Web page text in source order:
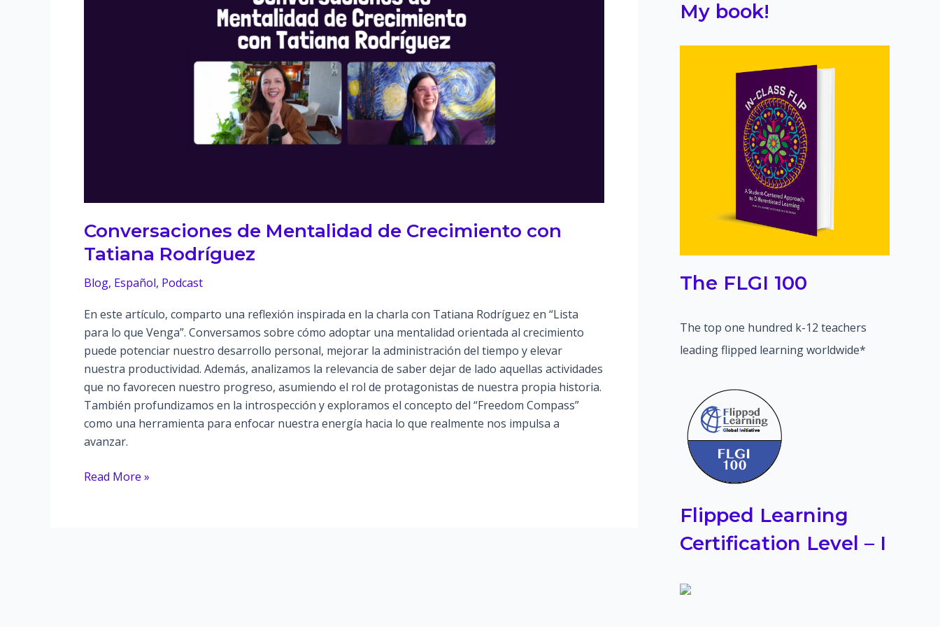
Conversaciones de Mentalidad de Crecimiento con
Tatiana Rodríguez
Blog, Español, Podcast
En este artículo, comparto una reflexión inspirada en la charla con Tatiana Rodríguez en “Lista
para lo que Venga”. Conversamos sobre cómo adoptar una mentalidad orientada al crecimiento
puede potenciar nuestro desarrollo personal, mejorar la administración del tiempo y elevar
nuestra productividad. Además, analizamos la relevancia de saber dejar de lado aquellas actividades
que no favorecen nuestro progreso, asumiendo el rol de protagonistas de nuestra propia historia.
También profundizamos en la introspección y exploramos el concepto del “Freedom Compass”
como una herramienta para enfocar nuestra energía hacia lo que realmente nos impulsa a
avanzar.
Conversaciones
Read More »
My book!
The FLGI 100
The top one hundred k-12 teachers
leading flipped learning worldwide*
Flipped Learning
Certification Level – I